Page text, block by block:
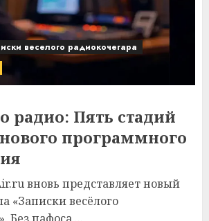
веселого радиокочегара
радио: Пять стадий
программного
вновь представляет новый
«Записки весёлого